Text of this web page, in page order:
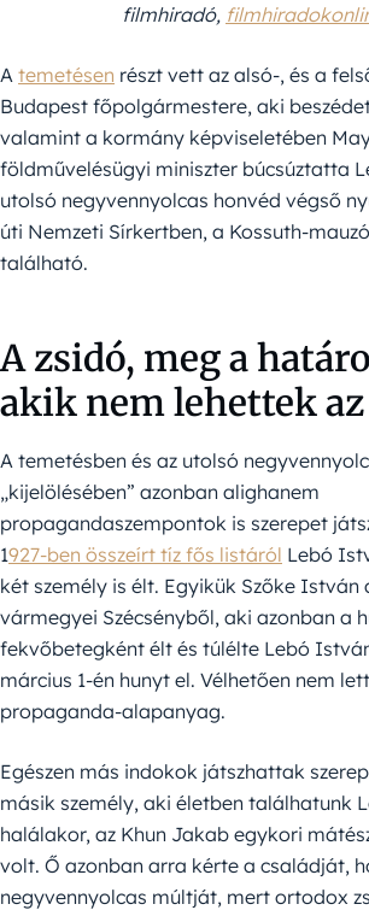
filmhiradó,
A temetésen részt vett az alsó-, és a
Budapest főpolgármestere, aki
valamint a kormány képviseletében
földművelésügyi miniszter búcsúztatta
utolsó negyvennyolcas honvéd végső
úti Nemzeti Sírkertben, a Kossuth-
található.
A zsidó, meg a
akik nem lehettek
A temetésben és az utolsó
„kijelölésében” azonban alighanem
propagandaszempontok is szerepet
1927-ben összeírt tíz fős listáról Lebó
két személy is élt. Egyikük Szőke István
vármegyei Szécsényből, aki azonban a
fekvőbetegként élt és túlélte Lebó
március 1-én hunyt el. Vélhetően nem
propaganda-alapanyag.
Egészen más indokok játszhattak
másik személy, aki életben találhatunk
halálakor, az Khun Jakab egykori
volt. Ő azonban arra kérte a családját,
negyvennyolcas múltját, mert ortodox